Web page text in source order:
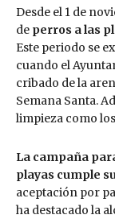
Desde el 1 de
de perros a las
Este periodo se
cuando el
cribado de la
Semana Santa.
limpieza como
La campaña
playas cumple
aceptación por
ha destacado la